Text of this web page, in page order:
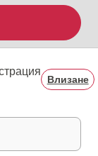
Влизане